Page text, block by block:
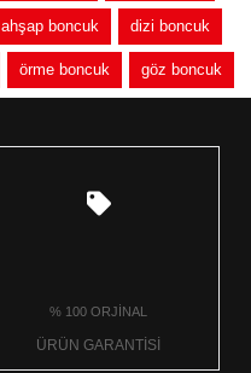
ahşap boncuk dizi boncuk
örme boncuk göz boncuk
% 100 ORJİNAL
ÜRÜN GARANTİSİ